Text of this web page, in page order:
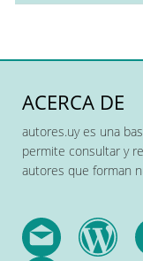
ACERCA DE
autores.uy es una
permite consultar y
autores que forman